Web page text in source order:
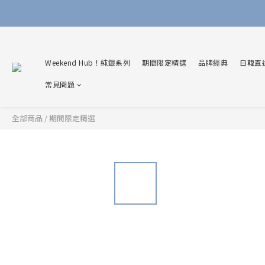
Weekend Hub！純銀系列 期間限定精選 品牌經典 日韓直
常見問題
全部商品 /期間限定精選